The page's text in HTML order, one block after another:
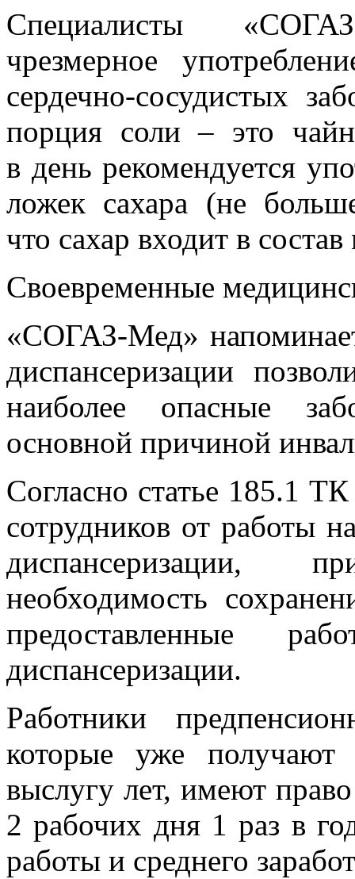
Специалисты
чрезмерное
сердечно-сосудистых
порция соли – это
в день рекомендуется
ложек сахара (не
что сахар входит в
Своевременные
«СОГАЗ-Мед»
диспансеризации
наиболее опасные
основной причиной
Согласно статье 185.1
сотрудников от работы
диспансеризации,
необходимость
предоставленные
диспансеризации.
Работники
которые уже
выслугу лет, имеют
2 рабочих дня 1 раз в
работы и среднего